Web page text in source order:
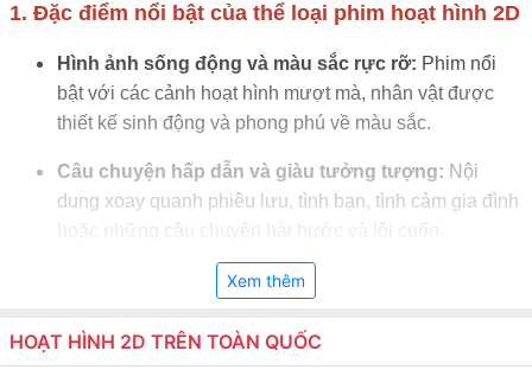
1. Đặc điểm nổi bật của thể loại phim hoạt hình 2D
Hình ảnh sống động và màu sắc rực rỡ: Phim nổi
bật với các cảnh hoạt hình mượt mà, nhân vật được
thiết kế sinh động và phong phú về màu sắc.
Câu chuyện hấp dẫn và giàu tưởng tượng: Nội
dung xoay quanh phiêu lưu, tình bạn, tình cảm gia đình
hoặc những câu chuyện hài hước và lôi cuốn.
Nhân vật đa dạng và đáng yêu:
tuổi.
Xem thêm
HOẠT HÌNH 2D TRÊN TOÀN QUỐC